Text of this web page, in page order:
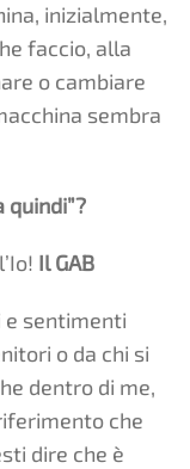
inizialmente,
faccio, alla
o cambiare
sembra
quindi”?
Il GAB
sentimenti
o da chi si
dentro di me,
che
dire che è